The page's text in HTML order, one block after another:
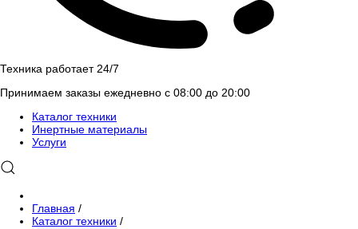
Техника работает 24/7
Принимаем заказы ежедневно с 08:00 до 20:00
Каталог техники
Инертные материалы
Услуги
Главная /
Каталог техники /